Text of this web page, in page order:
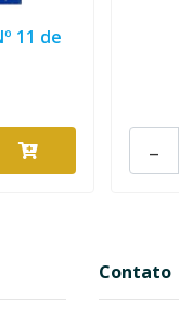
11 de
-
Contato